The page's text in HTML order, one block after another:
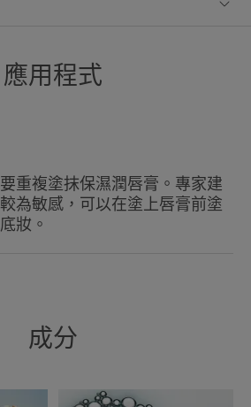
供日常保濕護理。在
應用程式
重複塗抹保濕潤唇膏。專家建
為敏感，可以在塗上唇膏前塗
妝。
成分